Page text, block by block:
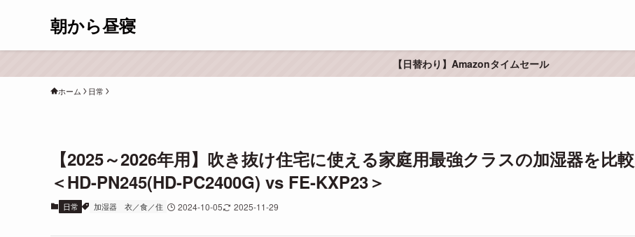
朝から昼寝
【日替わり】Amazonタイムセール
ホーム 日常
【2025～2026年用】吹き抜け住宅に使える家庭用最強クラスの加湿器を比較
＜HD-PN245(HD-PC2400G) vs FE-KXP23＞
日常 加湿器 衣／食／住 2024-10-05 2025-11-29